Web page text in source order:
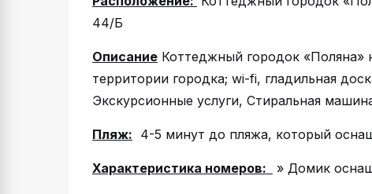
44/Б
Описание Коттеджный городок «Поляна»
территории городка; wi-fi, гладильная
Экскурсионные услуги, Стиральная
Пляж: 4-5 минут до пляжа, который
Характеристика номеров: » Домик